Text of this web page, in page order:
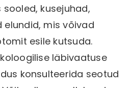
kusejuhad,
elundid, mis võivad
esile kutsuda.
läbivaatuse
konsulteerida seotud